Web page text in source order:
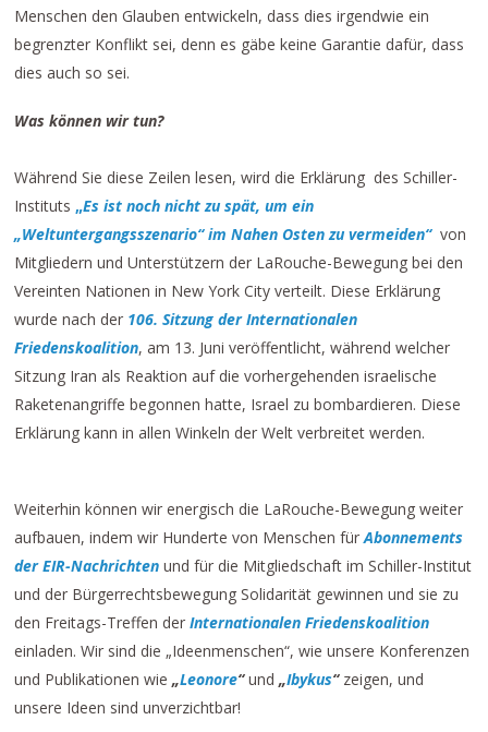
Menschen den Glauben entwickeln, dass dies irgendwie ein
begrenzter Konflikt sei, denn es gäbe keine Garantie dafür, dass
dies auch so sei.
Was können wir tun?
Während Sie diese Zeilen lesen, wird die Erklärung des Schiller-
Instituts„Es ist noch nicht zu spät, um ein
„Weltuntergangsszenario“ im Nahen Osten zu vermeiden“ von
Mitgliedern und Unterstützern der LaRouche-Bewegung bei den
Vereinten Nationen in New York City verteilt. Diese Erklärung
wurde nach der 106. Sitzung der Internationalen
Friedenskoalition, am 13. Juni veröffentlicht, während welcher
Sitzung Iran als Reaktion auf die vorhergehenden israelische
Raketenangriffe begonnen hatte, Israel zu bombardieren. Diese
Erklärung kann in allen Winkeln der Welt verbreitet werden.
Weiterhin können wir energisch die LaRouche-Bewegung weiter
aufbauen, indem wir Hunderte von Menschen fürAbonnements
der EIR-Nachrichten und für die Mitgliedschaft im Schiller-Institut
und der Bürgerrechtsbewegung Solidarität gewinnen und sie zu
den Freitags-Treffen der Internationalen Friedenskoalition
einladen. Wir sind die „Ideenmenschen“, wie unsere Konferenzen
und Publikationen wie„Leonore“ und„Ibykus“zeigen, und
unsere Ideen sind unverzichtbar!